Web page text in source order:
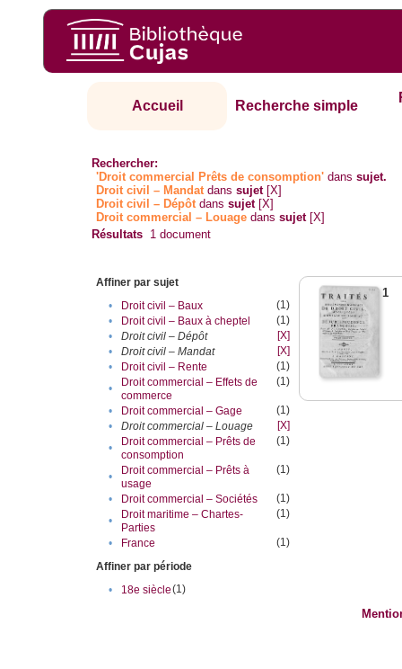
Accueil Recherche simple
Rechercher:
'Droit commercial Prêts de consomption' danssujet.
Droit civil – Mandatdanssujet [X]
Droit civil – Dépôtdanssujet [X]
Droit commercial – Louage danssujet [X]
Résultats 1 document
Affiner par sujet
•
Droit civil – Baux
(1)
•
Droit civil – Baux à cheptel
(1)
•
Droit civil – Dépôt
[X]
•
Droit civil – Mandat
[X]
•
Droit civil – Rente
(1)
•
Droit commercial – Effets de
commerce
(1)
• Droit commercial – Gage
(1)
•
Droit commercial – Louage
[X]
•
Droit commercial – Prêts de
consomption
(1)
•
Droit commercial – Prêts à
usage
(1)
• Droit commercial – Sociétés
(1)
•
Droit maritime – Chartes-
Parties
(1)
• France
(1)
Affiner par période
•
18e siècle(1)
1